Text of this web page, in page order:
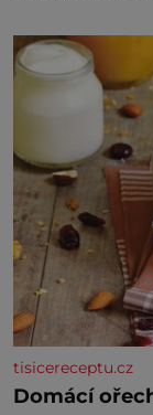
nedávno
kdyby se
tisicereceptu.cz
Domácí